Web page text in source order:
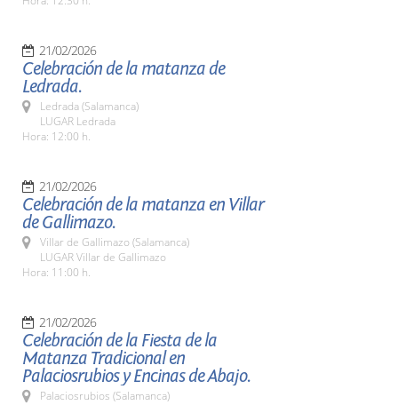
21/02/2026
Celebración de la matanza de
Ledrada.
Ledrada (Salamanca)
LUGAR Ledrada
Hora: 12:00 h.
21/02/2026
Celebración de la matanza en Villar
de Gallimazo.
Villar de Gallimazo (Salamanca)
LUGAR Villar de Gallimazo
Hora: 11:00 h.
21/02/2026
Celebración de la Fiesta de la
Matanza Tradicional en
Palaciosrubios y Encinas de Abajo.
Palaciosrubios (Salamanca)